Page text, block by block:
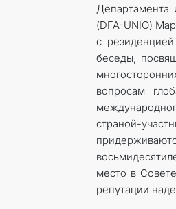
Департамента
(DFA-UNIO)
с
беседы,
вопросам
страной-
место в
репутации